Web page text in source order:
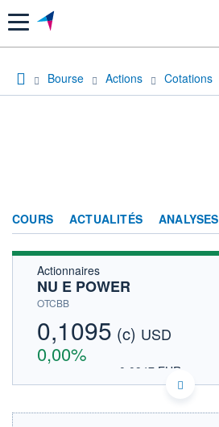
Menu
Bourse Actions Cotations
COURS ACTUALITÉS ANALYSES
Actionnaires
NU E POWER
OTCBB
0,1095 (c) USD
0,00%
0,0947 EUR
DONNÉES TEMPS DIFFÉRÉ